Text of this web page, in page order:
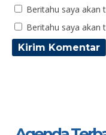
Beritahu saya akan
Beritahu saya akan